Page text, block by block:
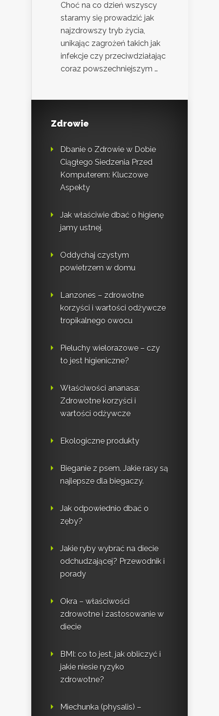
Choć na co dzień wszyscy
staramy się prowadzić jak
najzdrowszy tryb życia,
unikając zagrożeń takich jak
infekcje czy przeciwdziałając
coraz powszechniejszym …
Zdrowie
Dbanie o Zdrowie w Dobie
Ciągłego Siedzenia Przed
Komputerem: Kluczowe
Aspekty
Jak właściwie dbać o higienę
jamy ustnej.
Oddychaj czystym
powietrzem w domu
Lanzones – zdrowotne
korzyści i wartości odżywcze
tropikalnego owocu
Pieluchy wielorazowe – czy
to jest higieniczne?
Właściwości ananasa:
Zdrowotne korzyści i
wartości odżywcze
Ekologiczne produkty
Bieganie z psem. Jakie rasy są
najlepsze dla biegaczy.
Jak odpowiednio dbać o
zęby?
Jakie ryby wybrać na diecie
odchudzającej? Przewodnik i
porady
Okra – właściwości
zdrowotne i zastosowanie w
diecie
BMI: co to jest, jak obliczyć i
jakie niesie ryzyko
zdrowotne?
Miechunka (physalis) –